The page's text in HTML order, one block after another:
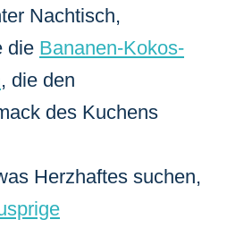
Nachtisch,
die Bananen-Kokos-
, die den
des Kuchens
Herzhaftes suchen,